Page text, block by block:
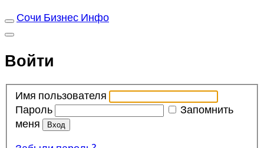
Сочи Бизнес Инфо
Войти
Имя пользователя
Пароль
Запомнить
меня